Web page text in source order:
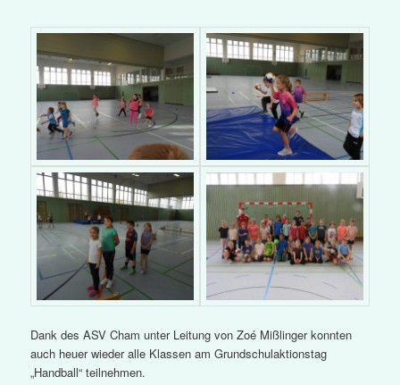
Dank des ASV Cham unter Leitung von Zoé Mißlinger konnten
auch heuer wieder alle Klassen am Grundschulaktionstag
„Handball“ teilnehmen.